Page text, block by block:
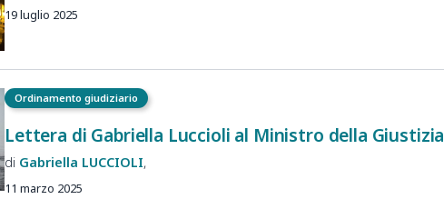
19 luglio 2025
Ordinamento giudiziario
Lettera di Gabriella Luccioli al Ministro della Giustizia
Gabriella LUCCIOLI
11 marzo 2025